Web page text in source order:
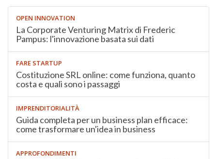
OPEN INNOVATION
La Corporate Venturing Matrix di Frederic
Pampus: l'innovazione basata sui dati
FARE STARTUP
Costituzione SRL online: come funziona, quanto
costa e quali sono i passaggi
IMPRENDITORIALITÀ
Guida completa per un business plan efficace:
come trasformare un'idea in business
APPROFONDIMENTI